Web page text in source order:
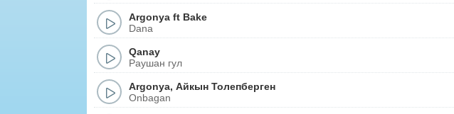
Argonya ft Bake
Dana
Qanay
Раушан гул
Argonya, Айкын Толепберген
Onbagan